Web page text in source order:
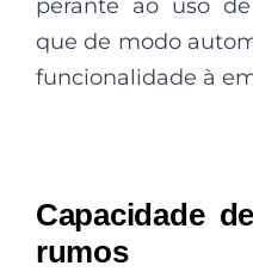
perante ao uso
que de modo
funcionalidade à
Capacidade
rumos